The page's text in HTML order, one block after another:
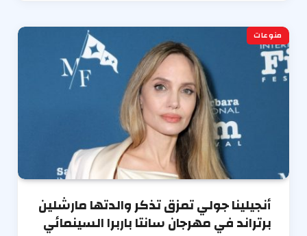
منوعات
أنجيلينا جولي تمزق تذكر والدتها مارشلين
برتراند في مهرجان سانتا باربرا السينمائي